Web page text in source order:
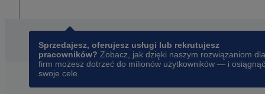
Sprzedajesz, oferujesz usługi lub rekrutujesz
pracowników? Zobacz, jak dzięki naszym rozwiązaniom dla
firm możesz dotrzeć do milionów użytkowników — i osiągnąć
swoje cele.